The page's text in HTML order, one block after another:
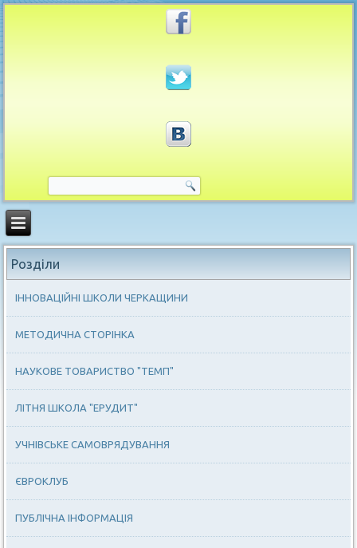
Розділи
ІННОВАЦІЙНІ ШКОЛИ ЧЕРКАЩИНИ
МЕТОДИЧНА СТОРІНКА
НАУКОВЕ ТОВАРИСТВО "ТЕМП"
ЛІТНЯ ШКОЛА "ЕРУДИТ"
УЧНІВСЬКЕ САМОВРЯДУВАННЯ
ЄВРОКЛУБ
ПУБЛІЧНА ІНФОРМАЦІЯ